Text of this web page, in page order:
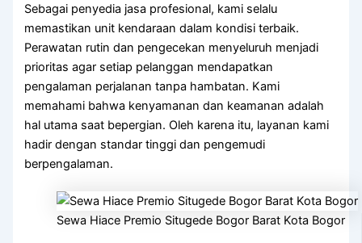
Sebagai penyedia jasa profesional, kami selalu
memastikan unit kendaraan dalam kondisi terbaik.
Perawatan rutin dan pengecekan menyeluruh menjadi
prioritas agar setiap pelanggan mendapatkan
pengalaman perjalanan tanpa hambatan. Kami
memahami bahwa kenyamanan dan keamanan adalah
hal utama saat bepergian. Oleh karena itu, layanan kami
hadir dengan standar tinggi dan pengemudi
berpengalaman.
Sewa Hiace Premio Situgede Bogor Barat Kota Bogor